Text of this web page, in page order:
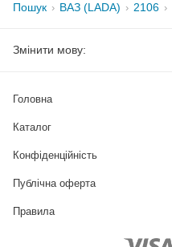
Пошук ВАЗ (LADA) 2106
Змінити мову:
Головна
Каталог
Конфіденційність
Публічна оферта
Правила